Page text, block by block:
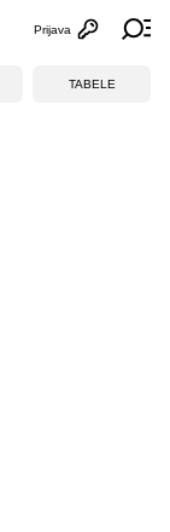
Otvori
Prijava
TABELE